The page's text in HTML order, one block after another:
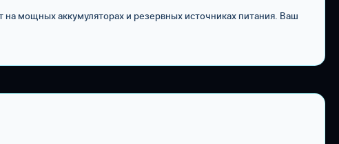
мощных аккумуляторах и резервных источниках питания. Ваш